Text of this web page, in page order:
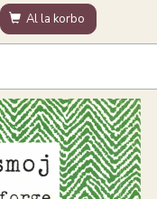
Al la korbo